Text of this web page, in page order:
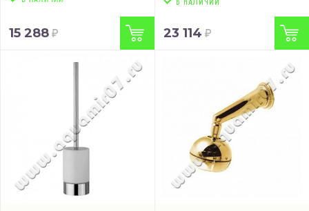
15 288 23 114